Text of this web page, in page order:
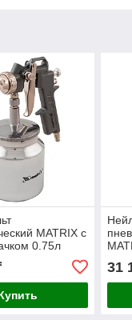
MATRIX с
0.75л
31